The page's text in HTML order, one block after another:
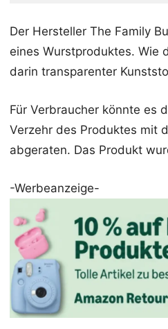
Der Hersteller The Family
eines Wurstproduktes. Wie
darin transparenter
Für Verbraucher könnte es
Verzehr des Produktes mit
abgeraten. Das Produkt
-Werbeanzeige-